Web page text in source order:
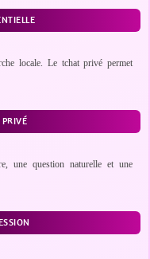
locale. Le tchat privé permet
une question naturelle et une